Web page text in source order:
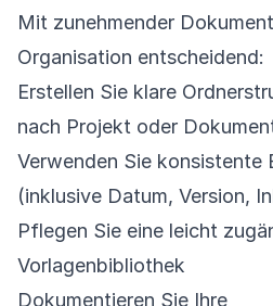
Mit zunehmender
Organisation entscheidend:
Erstellen Sie klare
nach Projekt oder
Verwenden Sie konsistente
(inklusive Datum, Version,
Pflegen Sie eine leicht
Vorlagenbibliothek
Dokumentieren Sie Ihre